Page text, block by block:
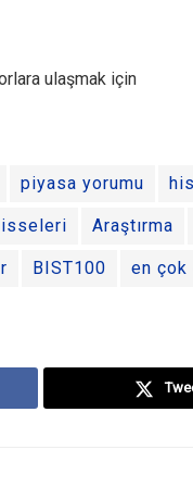
ulaşmak için
piyasa yorumu
Araştırma
BIST100 en çok